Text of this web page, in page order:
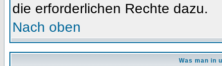
die erforderlichen Rechte dazu.
Nach oben
Was man in